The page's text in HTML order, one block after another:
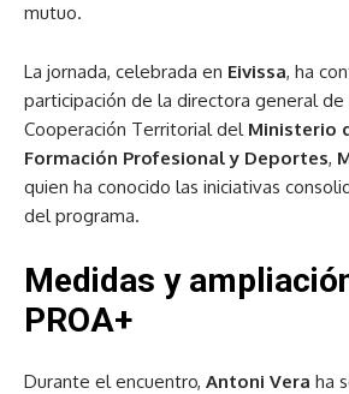
mutuo.
La jornada, celebrada en Eivissa, ha
participación de la directora general de
Cooperación Territorial del Ministerio
Formación Profesional y Deportes,
quien ha conocido las iniciativas
del programa.
Medidas y
PROA+
Durante el encuentro, Antoni Vera ha